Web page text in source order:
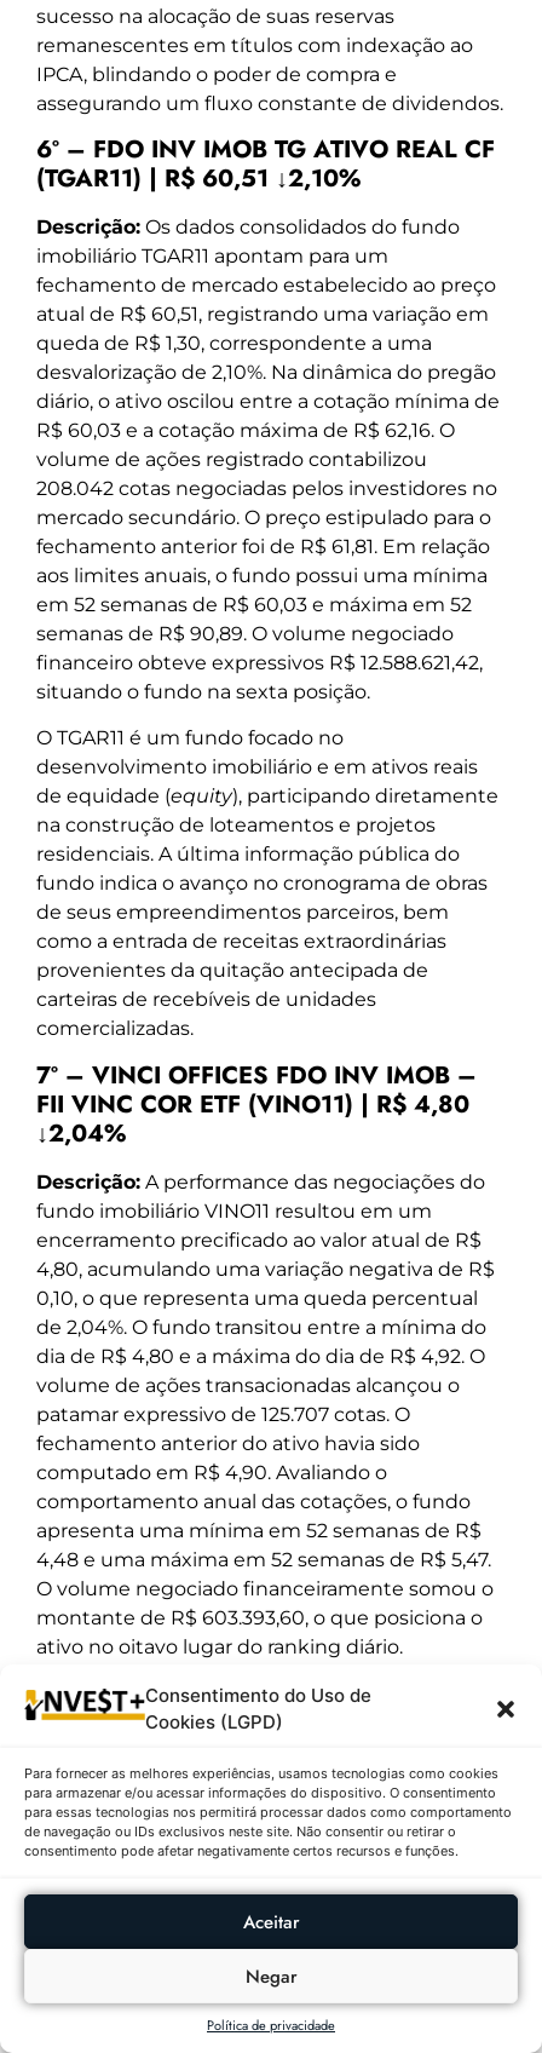
Consentimento do Uso de
Cookies (LGPD)
Para fornecer as melhores experiências, usamos tecnologias como cookies
para armazenar e/ou acessar informações do dispositivo. O consentimento
para essas tecnologias nos permitirá processar dados como comportamento
de navegação ou IDs exclusivos neste site. Não consentir ou retirar o
consentimento pode afetar negativamente certos recursos e funções.
Aceitar
Negar
Política de privacidade
sucesso na alocação de suas reservas
remanescentes em títulos com indexação ao
IPCA, blindando o poder de compra e
assegurando um fluxo constante de dividendos.
6º – FDO INV IMOB TG ATIVO REAL CF
(TGAR11) | R$ 60,51 ↓2,10%
Descrição: Os dados consolidados do fundo
imobiliário TGAR11 apontam para um
fechamento de mercado estabelecido ao preço
atual de R$ 60,51, registrando uma variação em
queda de R$ 1,30, correspondente a uma
desvalorização de 2,10%. Na dinâmica do pregão
diário, o ativo oscilou entre a cotação mínima de
R$ 60,03 e a cotação máxima de R$ 62,16. O
volume de ações registrado contabilizou
208.042 cotas negociadas pelos investidores no
mercado secundário. O preço estipulado para o
fechamento anterior foi de R$ 61,81. Em relação
aos limites anuais, o fundo possui uma mínima
em 52 semanas de R$ 60,03 e máxima em 52
semanas de R$ 90,89. O volume negociado
financeiro obteve expressivos R$ 12.588.621,42,
situando o fundo na sexta posição.
O TGAR11 é um fundo focado no
desenvolvimento imobiliário e em ativos reais
de equidade (equity), participando diretamente
na construção de loteamentos e projetos
residenciais. A última informação pública do
fundo indica o avanço no cronograma de obras
de seus empreendimentos parceiros, bem
como a entrada de receitas extraordinárias
provenientes da quitação antecipada de
carteiras de recebíveis de unidades
comercializadas.
7º – VINCI OFFICES FDO INV IMOB –
FII VINC COR ETF (VINO11) | R$ 4,80
↓2,04%
Descrição: A performance das negociações do
fundo imobiliário VINO11 resultou em um
encerramento precificado ao valor atual de R$
4,80, acumulando uma variação negativa de R$
0,10, o que representa uma queda percentual
de 2,04%. O fundo transitou entre a mínima do
dia de R$ 4,80 e a máxima do dia de R$ 4,92. O
volume de ações transacionadas alcançou o
patamar expressivo de 125.707 cotas. O
fechamento anterior do ativo havia sido
computado em R$ 4,90. Avaliando o
comportamento anual das cotações, o fundo
apresenta uma mínima em 52 semanas de R$
4,48 e uma máxima em 52 semanas de R$ 5,47.
O volume negociado financeiramente somou o
montante de R$ 603.393,60, o que posiciona o
ativo no oitavo lugar do ranking diário.
O VINO11 é um fundo imobiliário que atua no
segmento de lajes corporativas, investindo em
meio de locações de longo prazo para inquilinos
de grande porte. Em seu último relatório mensal
de prestação de contas, a gestão do fundo
informou que mantém esforços focados na
otimização de custos operacionais e revisões
prediais para garantir a atratividade contínua de
seus edifícios em São Paulo e Rio de Janeiro.
8º – DEVANT RECEIVEIS IMOBILIARIOS
FII CF (DEVA11) | R$ 19,59 ↓1,56%